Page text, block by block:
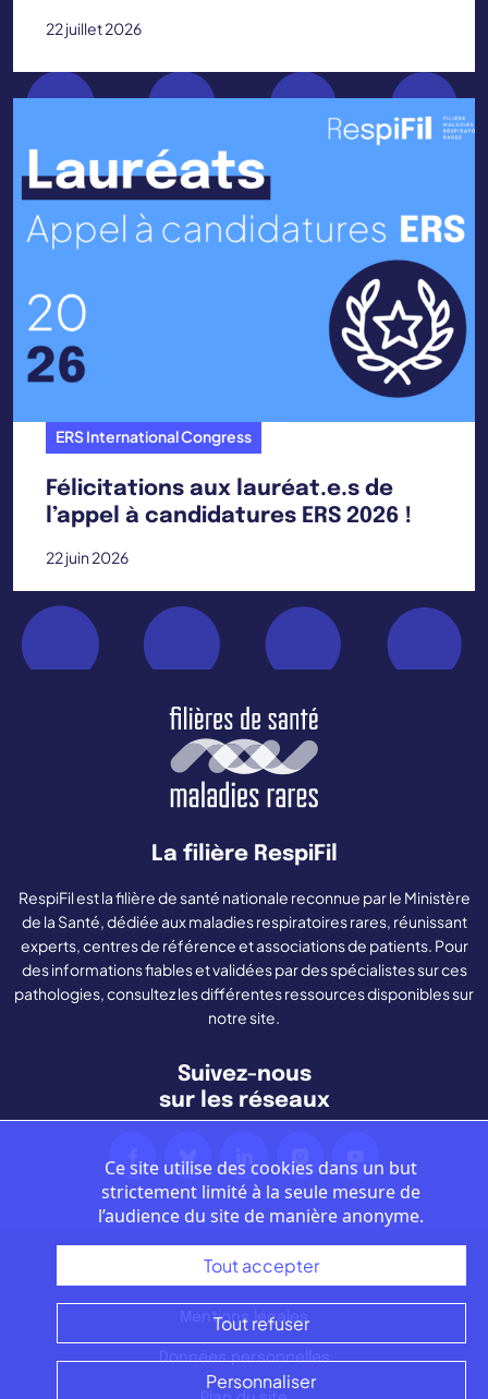
22 juillet 2026
ERS International Congress
Félicitations aux lauréat.e.s de
l’appel à candidatures ERS 2026 !
22 juin 2026
La filière RespiFil
RespiFil est la filière de santé nationale reconnue par le Ministère
de la Santé, dédiée aux maladies respiratoires rares, réunissant
experts, centres de référence et associations de patients. Pour
des informations fiables et validées par des spécialistes sur ces
pathologies, consultez les différentes ressources disponibles sur
notre site.
Suivez-nous
sur les réseaux
Nous contacter
Mentions légales
Données personnelles
Ce site utilise des cookies dans un but
strictement limité à la seule mesure de
l’audience du site de manière anonyme.
Tout accepter
Tout refuser
Personnaliser